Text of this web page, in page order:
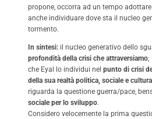
propone, occorra ad un tempo
anche individuare dove sta il nucleo
tormento.
In sintesi: il nucleo generativo dello
profondità della crisi che attraversiamo;
che Eyal lo individui nel punto di crisi
della sua realtà politica, sociale e
riguarda la questione guerra/pace,
sociale per lo sviluppo.
Considero velocemente la prima